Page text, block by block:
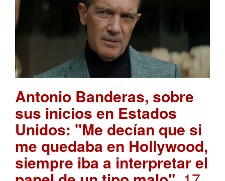
Antonio Banderas, sobre
sus inicios en Estados
Unidos: "Me decían que si
me quedaba en Hollywood,
siempre iba a interpretar el